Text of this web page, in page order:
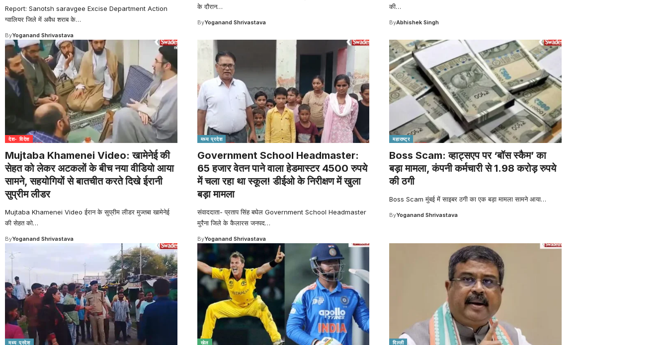
Report: Sanotsh saravgee Excise Department Action
ग्वालियर जिले में अवैध शराब के…
ByYoganand Shrivastava
के दौरान…
ByYoganand Shrivastava
की…
ByAbhishek Singh
देश- विदेश
Mujtaba Khamenei Video: खामेनेई की
सेहत को लेकर अटकलों के बीच नया वीडियो आया
सामने, सहयोगियों से बातचीत करते दिखे ईरानी
सुप्रीम लीडर
Mujtaba Khamenei Video ईरान के सुप्रीम लीडर मुज्तबा खामेनेई
की सेहत को…
ByYoganand Shrivastava
मध्य प्रदेश
Government School Headmaster:
65 हजार वेतन पाने वाला हेडमास्टर 4500 रुपये
में चला रहा था स्कूल! डीईओ के निरीक्षण में खुला
बड़ा मामला
संवाददाता- प्रताप सिंह बघेल Government School Headmaster
मुरैना जिले के कैलारस जनपद…
ByYoganand Shrivastava
महाराष्ट्र
Boss Scam: व्हाट्सएप पर ‘बॉस स्कैम’ का
बड़ा मामला, कंपनी कर्मचारी से 1.98 करोड़ रुपये
की ठगी
Boss Scam मुंबई में साइबर ठगी का एक बड़ा मामला सामने आया…
ByYoganand Shrivastava
मध्य प्रदेश खेल दिल्ली